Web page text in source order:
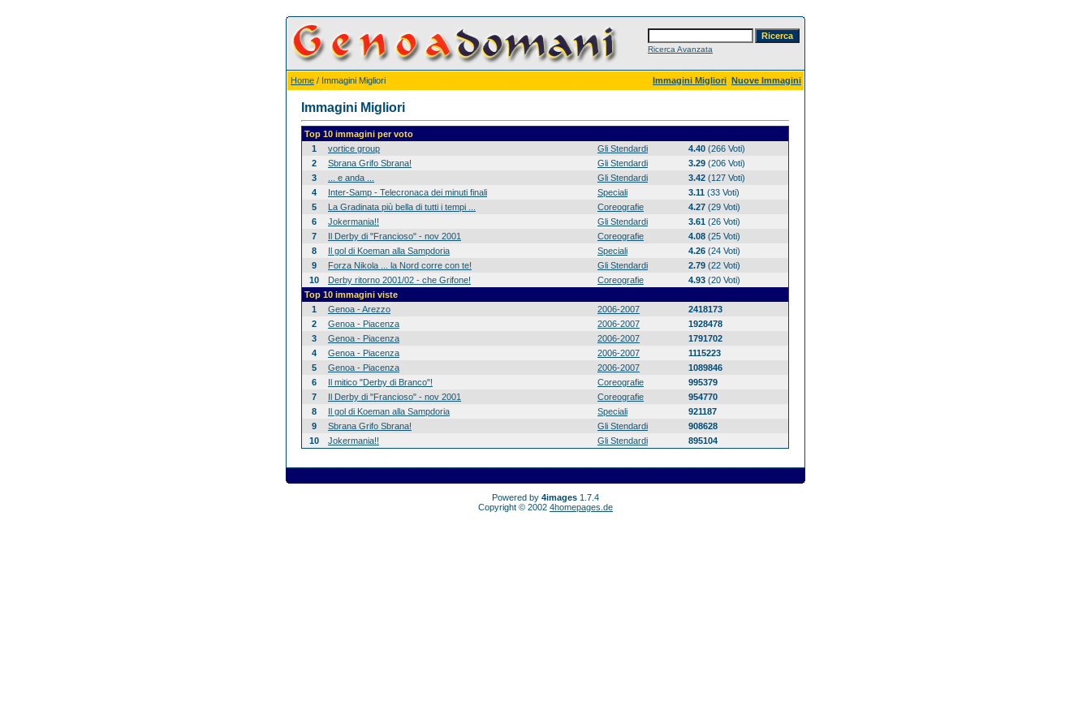
Ricerca Avanzata
Home / Immagini Migliori Immagini Migliori Nuove Immagini
Immagini Migliori
Top 10 immagini per voto
1
vortice group Gli Stendardi 4.40 (266 Voti)
2
Sbrana Grifo Sbrana! Gli Stendardi 3.29 (206 Voti)
3
... e anda ... Gli Stendardi 3.42 (127 Voti)
4
Inter-Samp - Telecronaca dei minuti finali Speciali 3.11 (33 Voti)
5
La Gradinata più bella di tutti i tempi ... Coreografie 4.27 (29 Voti)
6
Jokermania!! Gli Stendardi 3.61 (26 Voti)
7
Il Derby di "Francioso" - nov 2001 Coreografie 4.08 (25 Voti)
8
Il gol di Koeman alla Sampdoria Speciali 4.26 (24 Voti)
9
Forza Nikola ... la Nord corre con te! Gli Stendardi 2.79 (22 Voti)
10
Derby ritorno 2001/02 - che Grifone! Coreografie 4.93 (20 Voti)
Top 10 immagini viste
1
Genoa - Arezzo 2006-2007
2418173
2
Genoa - Piacenza 2006-2007
1928478
3
Genoa - Piacenza 2006-2007
1791702
4
Genoa - Piacenza 2006-2007
1115223
5
Genoa - Piacenza 2006-2007
1089846
6
Il mitico "Derby di Branco"! Coreografie
995379
7
Il Derby di "Francioso" - nov 2001 Coreografie
954770
8
Il gol di Koeman alla Sampdoria Speciali
921187
9
Sbrana Grifo Sbrana! Gli Stendardi
908628
10
Jokermania!! Gli Stendardi 895104
Powered by 4images 1.7.4
Copyright © 2002 4homepages.de